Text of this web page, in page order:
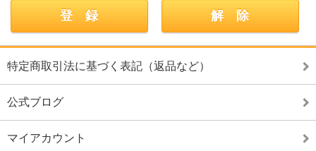
特定商取引法に基づく表記（返品など）
公式ブログ
マイアカウント